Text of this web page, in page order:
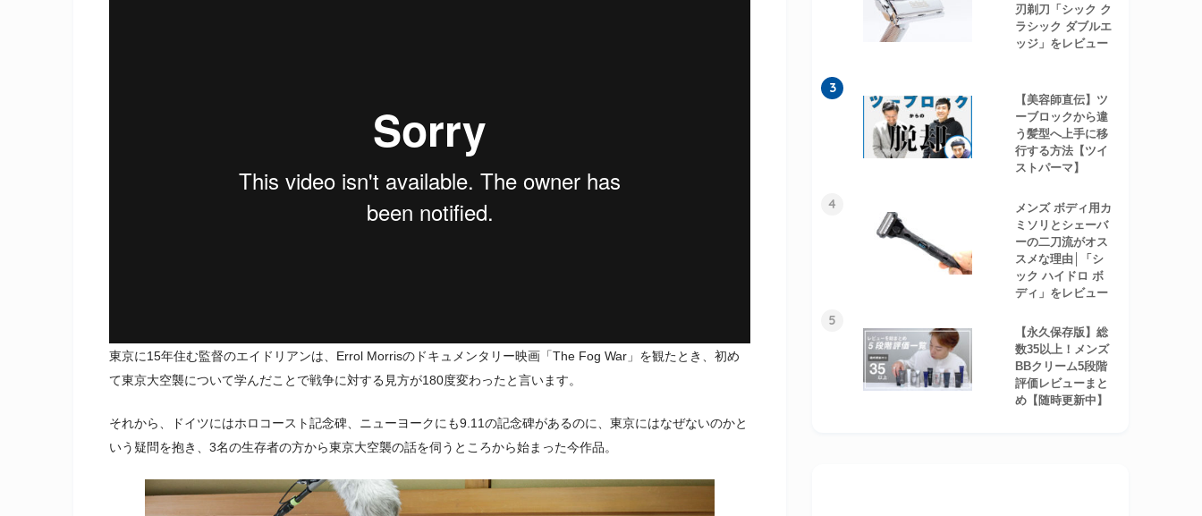
東京に15年住む監督のエイドリアンは、Errol Morrisのドキュメンタリー映画「The Fog War」を観たとき、初め
て東京大空襲について学んだことで戦争に対する見方が180度変わったと言います。
それから、ドイツにはホロコースト記念碑、ニューヨークにも9.11の記念碑があるのに、東京にはなぜないのかと
いう疑問を抱き、3名の生存者の方から東京大空襲の話を伺うところから始まった今作品。
刃剃刀「シック ク
ラシック ダブルエ
ッジ」をレビュー
3
【美容師直伝】ツ
ーブロックから違
う髪型へ上手に移
行する方法【ツイ
ストパーマ】
4
メンズ ボディ用カ
ミソリとシェーバ
ーの二刀流がオス
スメな理由│「シ
ック ハイドロ ボ
ディ」をレビュー
5
【永久保存版】総
数35以上！メンズ
BBクリーム5段階
評価レビューまと
め【随時更新中】